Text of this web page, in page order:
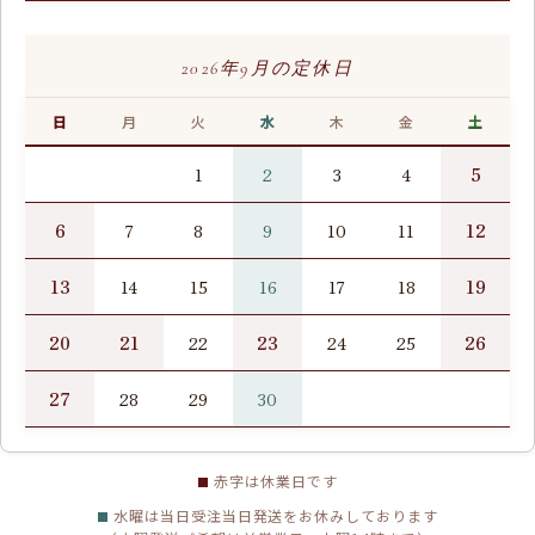
2026年9月の定休日
日 月 火 水 木 金 土
1 2 3 4 5
6 7 8 9 10 11 12
13 14 15 16 17 18 19
20 21 22 23 24 25 26
27 28 29 30
赤字は休業日です
水曜は当日受注当日発送をお休みしております